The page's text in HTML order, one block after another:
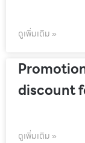
ดูเพิ่มเติม »
discount
ดูเพิ่มเติม »